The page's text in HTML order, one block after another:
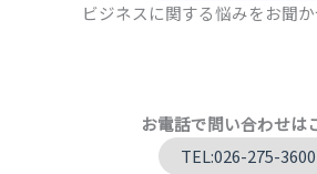
ビジネスに関する悩みをお聞か
お電話で問い合わせは
TEL:026-275-3600